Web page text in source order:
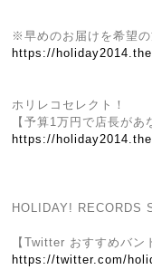
※早めのお届けを希望
https://
ホリレコセレクト！
【予算1万円で店長が
https://
HOLIDAY! RECORDS
【Twitter おすすめバン
https://twitter.com/